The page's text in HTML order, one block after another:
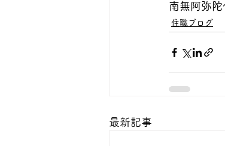
南無阿弥
住職ブログ
最新記事